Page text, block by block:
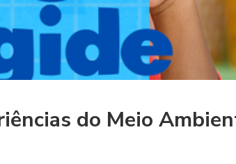
do Meio